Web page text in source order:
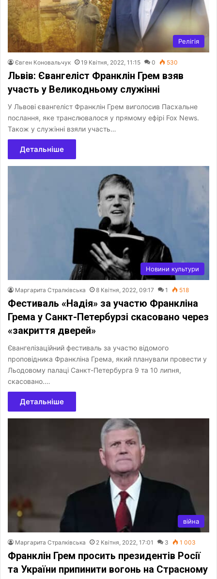
Релігія
Євген Коновальчук 19 Квітня, 2022, 11:15 0 530
Львів: Євангеліст Франклін Грем взяв
участь у Великодньому служінні
У Львові євангеліст Франклін Грем виголосив Пасхальне
послання, яке транслювалося у прямому ефірі Fox News.
Також у служінні взяли участь…
Детальніше
Новини культури
Маргарита Стралківська 8 Квітня, 2022, 09:17 1 518
Фестиваль «Надія» за участю Франкліна
Грема у Санкт-Петербурзі скасовано через
«закриття дверей»
Євангелізаційний фестиваль за участю відомого
проповідника Франкліна Грема, який планували провести у
Льодовому палаці Санкт-Петербурга 9 та 10 липня,
скасовано.…
Детальніше
війна
Маргарита Стралківська 2 Квітня, 2022, 17:01 3 1 003
Франклін Грем просить президентів Росії
та України припинити вогонь на Страсному